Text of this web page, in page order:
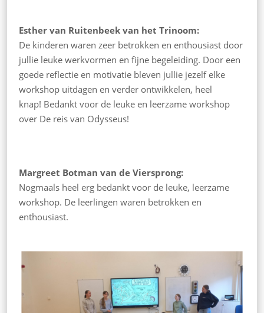
Esther van Ruitenbeek van het Trinoom:
De kinderen waren zeer betrokken en enthousiast door
jullie leuke werkvormen en fijne begeleiding. Door een
goede reflectie en motivatie bleven jullie jezelf elke
workshop uitdagen en verder ontwikkelen, heel
knap! Bedankt voor de leuke en leerzame workshop
over De reis van Odysseus!
Margreet Botman van de Viersprong:
Nogmaals heel erg bedankt voor de leuke, leerzame
workshop. De leerlingen waren betrokken en
enthousiast.